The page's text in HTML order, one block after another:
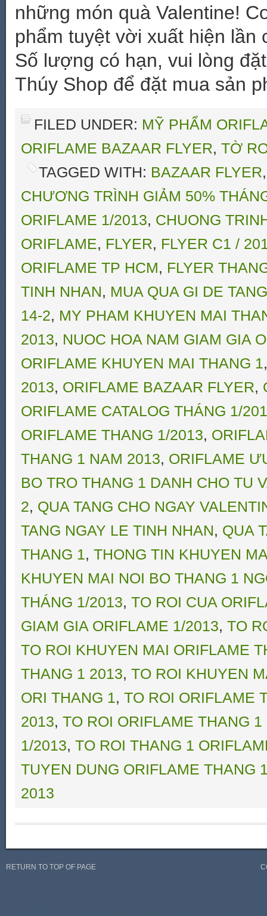
những món quà Valentine!
phẩm tuyệt vời xuất hiện lần
Số lượng có hạn, vui lòng
Thúy Shop để đặt mua sản
FILED UNDER: MỸ PHẨM
ORIFLAME BAZAAR FLYER, TỜ
TAGGED WITH: BAZAAR FLYER
CHƯƠNG TRÌNH GIẢM 50%
ORIFLAME 1/2013, CHUONG
ORIFLAME, FLYER, FLYER C1 /
ORIFLAME TP HCM, FLYER
TINH NHAN, MUA QUA GI DE
14-2, MY PHAM KHUYEN MAI
2013, NUOC HOA NAM GIAM GIA
ORIFLAME KHUYEN MAI THANG 1
2013, ORIFLAME BAZAAR FLYER,
ORIFLAME CATALOG THÁNG 1/
ORIFLAME THANG 1/2013,
THANG 1 NAM 2013, ORIFLAME
BO TRO THANG 1 DANH CHO TU
2, QUA TANG CHO NGAY
TANG NGAY LE TINH NHAN, QUA
THANG 1, THONG TIN KHUYEN
KHUYEN MAI NOI BO THANG 1
THÁNG 1/2013, TO ROI CUA
GIAM GIA ORIFLAME 1/2013, TO
TO ROI KHUYEN MAI ORIFLAME
THANG 1 2013, TO ROI KHUYEN
ORI THANG 1, TO ROI ORIFLAME
2013, TO ROI ORIFLAME THANG
1/2013, TO ROI THANG 1
TUYEN DUNG ORIFLAME THANG
2013
RETURN TO TOP OF PAGE